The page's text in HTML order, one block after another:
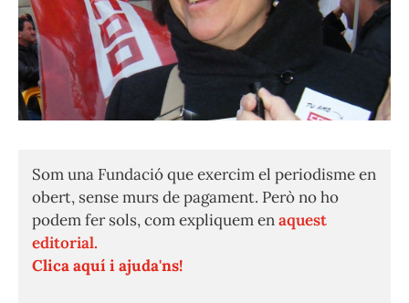
Som una Fundació que exercim el periodisme en
obert, sense murs de pagament. Però no ho
podem fer sols, com expliquem enaquest
editorial.
Clica aquí i ajuda'ns!